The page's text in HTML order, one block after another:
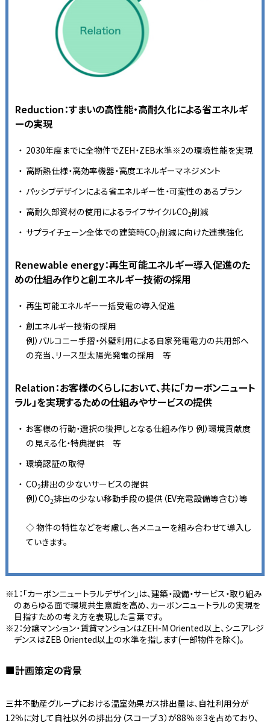
Reduction：すまいの高性能・高耐久化による省エネルギ
ーの実現
2030年度までに全物件でZEH・ZEB水準※2の環境性能を実現
高断熱仕様・高効率機器・高度エネルギーマネジメント
パッシブデザインによる省エネルギー性・可変性のあるプラン
高耐久部資材の使用によるライフサイクルCO2削減
サプライチェーン全体での建築時CO2削減に向けた連携強化
Renewable energy：再生可能エネルギー導入促進のた
めの仕組み作りと創エネルギー技術の採用
再生可能エネルギー一括受電の導入促進
創エネルギー技術の採用
例）バルコニー手摺・外壁利用による自家発電電力の共用部へ
の充当、リース型太陽光発電の採用 等
Relation：お客様のくらしにおいて、共に「カーボンニュート
ラル」を実現するための仕組みやサービスの提供
お客様の行動・選択の後押しとなる仕組み作り 例）環境貢献度
の見える化・特典提供 等
環境認証の取得
CO2排出の少ないサービスの提供
例）CO2排出の少ない移動手段の提供（EV充電設備等含む）等
◇ 物件の特性などを考慮し、各メニューを組み合わせて導入し
ていきます。
1：「カーボンニュートラルデザイン」は、建築・設備・サービス・取り組み
のあらゆる面で環境共生意識を高め、カーボンニュートラルの実現を
目指すための考え方を表現した言葉です。
2：分譲マンション・賃貸マンションはZEH-M Oriented以上、シニアレジ
デンスはZEB Oriented以上の水準を指します(一部物件を除く)。
■計画策定の背景
三井不動産グループにおける温室効果ガス排出量は、自社利用分が
12％に対して自社以外の排出分（スコープ３）が88％※3を占めており、